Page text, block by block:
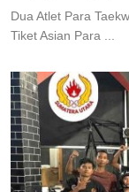
Dua Atlet Para
Tiket Asian Para ...